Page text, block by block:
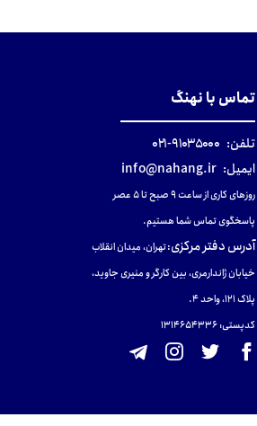
تماس با نهنگ
تلفن: ۹۱۰۳۵۰۰۰-۰۲۱
ایمیل: info@nahang.ir
روزهای کاری از ساعت ۹ صبح تا ۵ عصر
پاسخگوی تماس شما هستیم.
آدرس دفتر مرکزی:تهران، میدان انقلاب
خیابان ژاندارمری، بین کارگر و منیری جاوید،
پلاک 121، واحد ۴.
کدپستی: 131465433۶